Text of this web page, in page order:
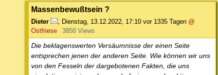
Massenbewußtsein ?
Dieter Dienstag, 13.12.2022, 17:10 vor 1335 Tagen @
Ostfriese
3850 Views
Die beklagenswerten Versäumnisse der einen Seite
entsprechen jenen der anderen Seite. Wie können wir uns
von den Fesseln der dargebotenen Fakten, die uns